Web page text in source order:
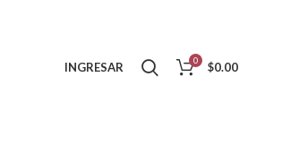
INGRESAR 0 $0.00